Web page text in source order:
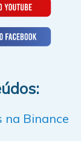
na Binance